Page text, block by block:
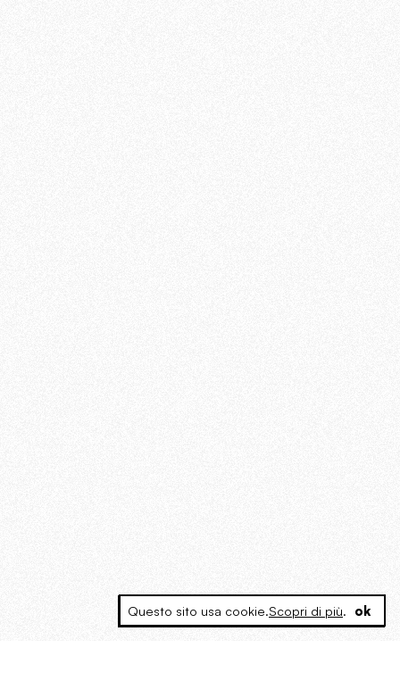
Questo sito usa cookie.Scopri di più. ok